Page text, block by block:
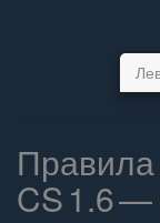
Правила
CS 1.6